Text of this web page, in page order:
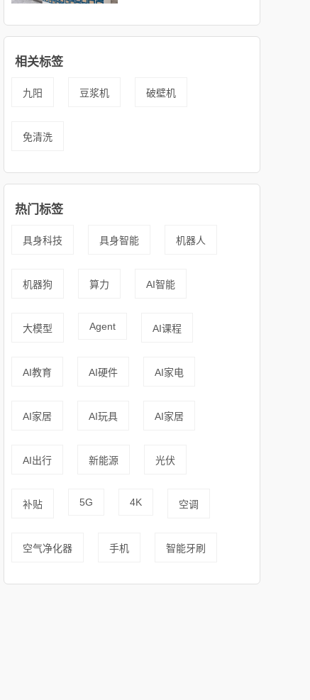
相关标签
九阳 豆浆机 破壁机
免清洗
热门标签
具身科技 具身智能 机器人
机器狗 算力 AI智能
大模型 Agent AI课程
AI教育 AI硬件 AI家电
AI家居 AI玩具 AI家居
AI出行 新能源 光伏
补贴 5G 4K 空调
空气净化器 手机 智能牙刷